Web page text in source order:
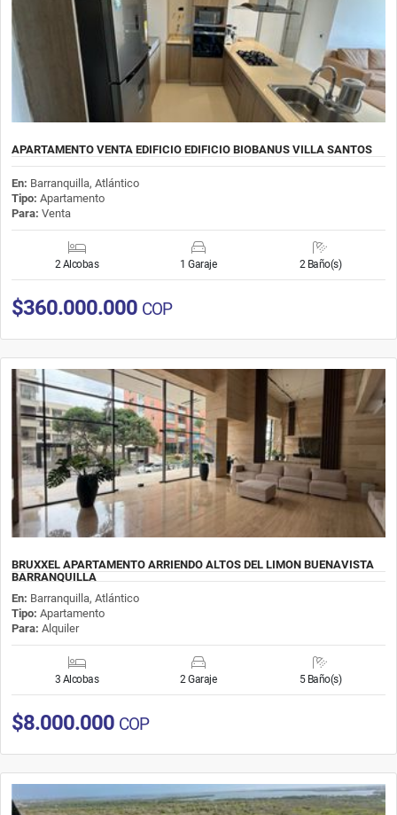
APARTAMENTO VENTA EDIFICIO EDIFICIO BIOBANUS VILLA SANTOS
En: Barranquilla, Atlántico
Tipo: Apartamento
Para: Venta
2 Alcobas 1 Garaje 2 Baño(s)
$360.000.000 COP
BRUXXEL APARTAMENTO ARRIENDO ALTOS DEL LIMON BUENAVISTA
BARRANQUILLA
En: Barranquilla, Atlántico
Tipo: Apartamento
Para: Alquiler
3 Alcobas 2 Garaje 5 Baño(s)
$8.000.000 COP